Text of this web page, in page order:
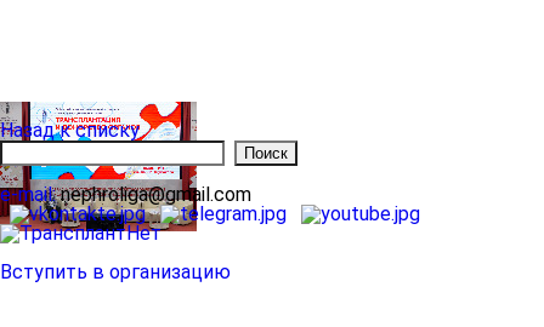
Назад к списку
e-mail:nephroliga@gmail.com
Вступить в организацию